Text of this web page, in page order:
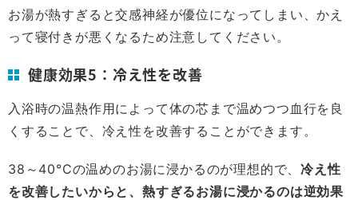
お湯が熱すぎると交感神経が優位になってしまい、かえ
って寝付きが悪くなるため注意してください。
健康効果5：冷え性を改善
入浴時の温熱作用によって体の芯まで温めつつ血行を良
くすることで、冷え性を改善することができます。
38～40°Cの温めのお湯に浸かるのが理想的で、冷え性
を改善したいからと、熱すぎるお湯に浸かるのは逆効果